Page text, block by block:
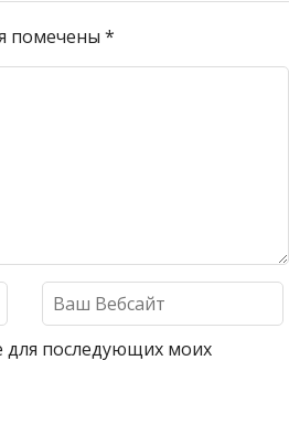
помечены *
для последующих моих